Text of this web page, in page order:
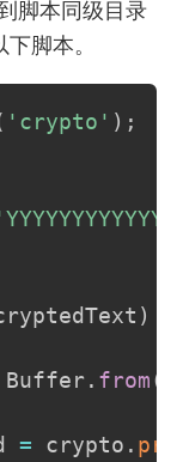
脚本同级目录
脚本。
'crypto' ) ;
)
Buffer. from(
= crypto .